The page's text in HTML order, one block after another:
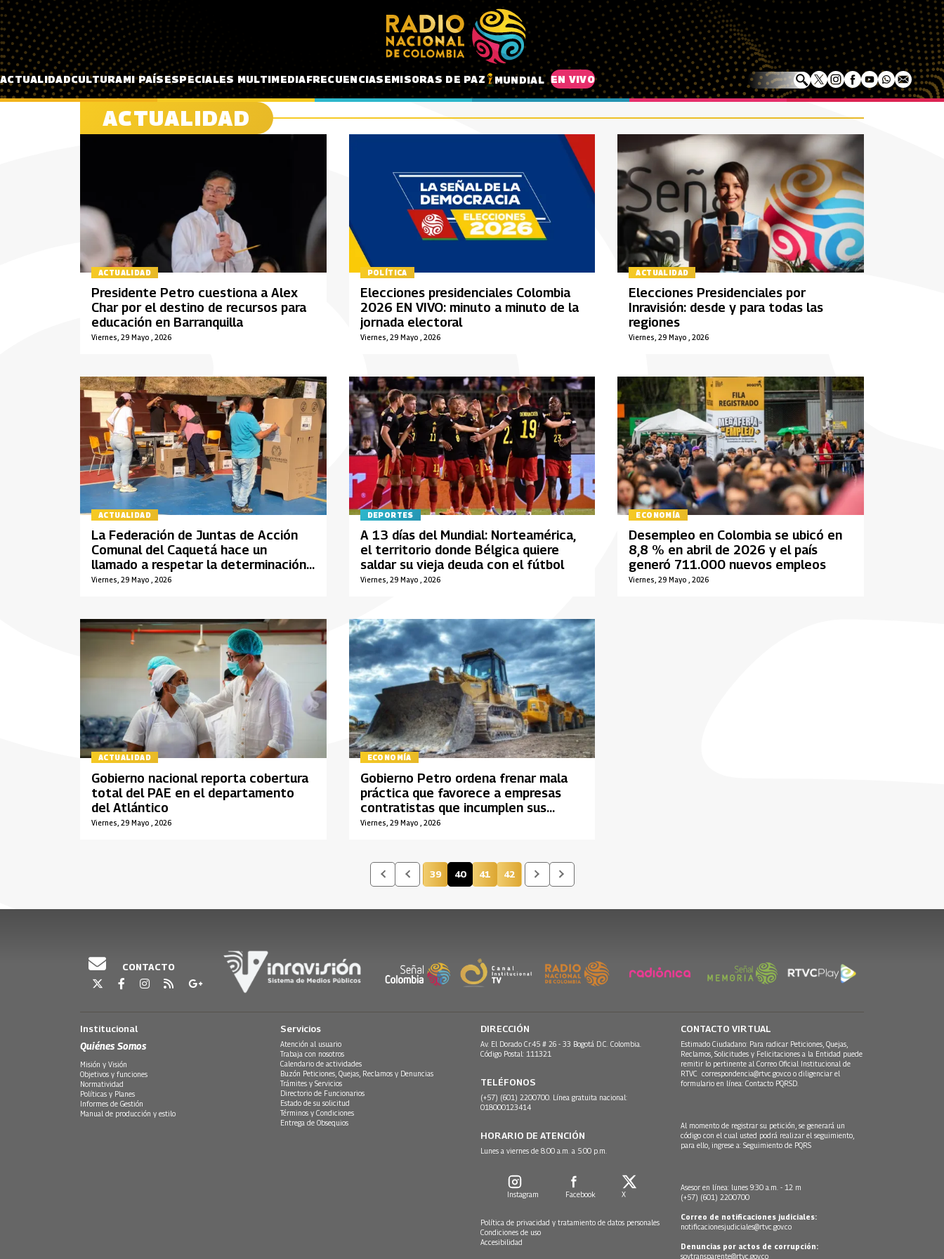
Pasar al contenido principal
ACTUALIDADCULTURAMI PAÍSESPECIALES MULTIMEDIAFRECUENCIASEMISORAS DE PAZ MUNDIAL EN VIVO
ACTUALIDAD
ACTUALIDAD
Viernes, 29 Mayo , 2026
Presidente Petro cuestiona a Alex
Char por el destino de recursos para
educación en Barranquilla
POLÍTICA
Viernes, 29 Mayo , 2026
Elecciones presidenciales Colombia
2026 EN VIVO: minuto a minuto de la
jornada electoral
ACTUALIDAD
Viernes, 29 Mayo , 2026
Elecciones Presidenciales por
Inravisión: desde y para todas las
regiones
ACTUALIDAD
Viernes, 29 Mayo , 2026
La Federación de Juntas de Acción
Comunal del Caquetá hace un
llamado a respetar la determinación
de las comunidades desde su
DEPORTES
Viernes, 29 Mayo , 2026
A 13 días del Mundial: Norteamérica,
el territorio donde Bélgica quiere
saldar su vieja deuda con el fútbol
ECONOMÍA
Viernes, 29 Mayo , 2026
Desempleo en Colombia se ubicó en
8,8 % en abril de 2026 y el país
generó 711.000 nuevos empleos
ACTUALIDAD
Viernes, 29 Mayo , 2026
Gobierno nacional reporta cobertura
total del PAE en el departamento
del Atlántico
ECONOMÍA
Viernes, 29 Mayo , 2026
Gobierno Petro ordena frenar mala
práctica que favorece a empresas
contratistas que incumplen sus
obligaciones
Página
39 Página actual
40 Página
41 Página
42
CONTACTO
Institucional
Quiénes Somos
Misión y Visión
Objetivos y funciones
Normatividad
Políticas y Planes
Informes de Gestión
Manual de producción y estilo
Servicios
Atención al usuario
Trabaja con nosotros
Calendario de actividades
Buzón Peticiones, Quejas, Reclamos y Denuncias
Trámites y Servicios
Directorio de Funcionarios
Estado de su solicitud
Términos y Condiciones
Entrega de Obsequios
DIRECCIÓN
Av. El Dorado Cr.45 # 26 - 33 Bogotá D.C. Colombia.
Código Postal: 111321
TELÉFONOS
(+57) (601) 2200700. Línea gratuita nacional:
018000123414
HORARIO DE ATENCIÓN
Lunes a viernes de 8:00 a.m. a 5:00 p.m.
Instagram Facebook X
Política de privacidad y tratamiento de datos personales
Condiciones de uso
Accesibilidad
CONTACTO VIRTUAL
Estimado Ciudadano: Para radicar Peticiones, Quejas,
Reclamos, Solicitudes y Felicitaciones a la Entidad puede
remitir lo pertinente al Correo Oficial Institucional de
RTVC correspondencia@rtvc.gov.co o diligenciar el
formulario en línea: Contacto PQRSD.
Al momento de registrar su petición, se generará un
código con el cual usted podrá realizar el seguimiento,
para ello, ingrese a: Seguimiento de PQRS
Asesor en línea: lunes 9:30 a.m. - 12 m
(+57) (601) 2200700
Correo de notificaciones judiciales:
notificacionesjudiciales@rtvc.gov.co
Denuncias por actos de corrupción:
soytransparente@rtvc.gov.co